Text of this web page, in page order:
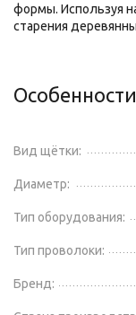
формы. Используя
старения
Особенности
Вид щётки:
Диаметр:
Тип оборудования:
Тип проволоки:
Бренд: